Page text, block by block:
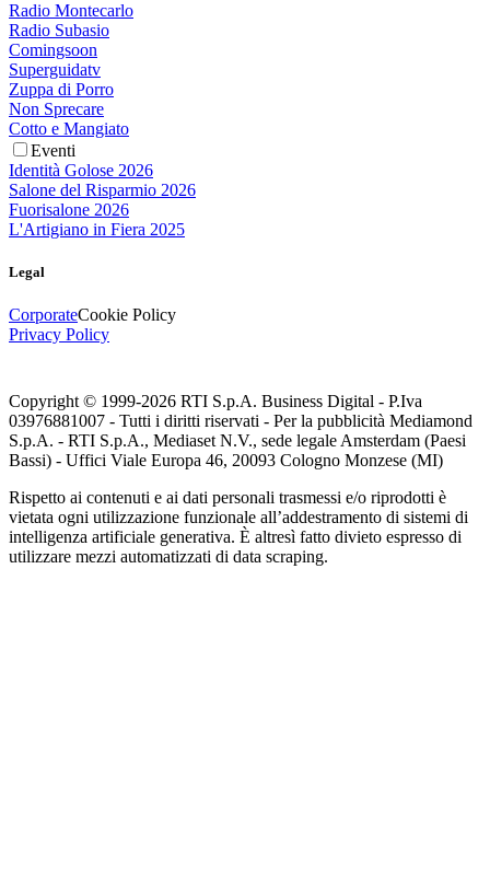
Radio Montecarlo
Radio Subasio
Comingsoon
Superguidatv
Zuppa di Porro
Non Sprecare
Cotto e Mangiato
Eventi
Identità Golose 2026
Salone del Risparmio 2026
Fuorisalone 2026
L'Artigiano in Fiera 2025
Legal
CorporateCookie Policy
Privacy Policy
Copyright © 1999-2026 RTI S.p.A. Business Digital - P.Iva
03976881007 - Tutti i diritti riservati - Per la pubblicità Mediamond
S.p.A. - RTI S.p.A., Mediaset N.V., sede legale Amsterdam (Paesi
Bassi) - Uffici Viale Europa 46, 20093 Cologno Monzese (MI)
Rispetto ai contenuti e ai dati personali trasmessi e/o riprodotti è
vietata ogni utilizzazione funzionale all’addestramento di sistemi di
intelligenza artificiale generativa. È altresì fatto divieto espresso di
utilizzare mezzi automatizzati di data scraping.